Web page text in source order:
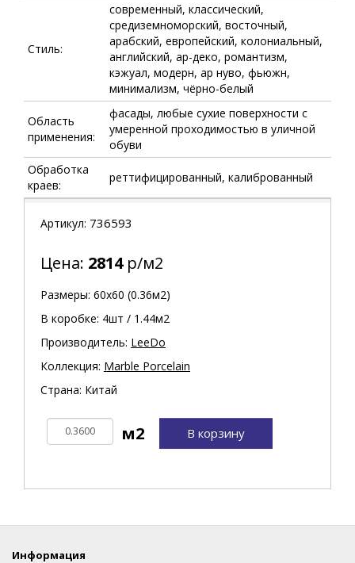
Стиль:
современный, классический,
средиземноморский, восточный,
арабский, европейский, колониальный,
английский, ар-деко, романтизм,
кэжуал, модерн, ар нуво, фьюжн,
минимализм, чёрно-белый
Область
применения:
фасады, любые сухие поверхности с
умеренной проходимостью в уличной
обуви
Обработка
краев:
реттифицированный, калиброванный
Артикул: 736593
Цена: 2814р/м2
Размеры: 60х60 (0.36м2)
В коробке: 4шт / 1.44м2
Производитель: LeeDo
Коллекция: Marble Porcelain
Страна: Китай
В корзину
Информация